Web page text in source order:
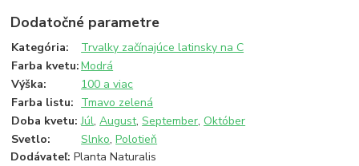
Dodatočné parametre
Kategória:
Trvalky začínajúce latinsky na C
Farba kvetu:Modrá
Výška:
100 a viac
Farba listu: Tmavo zelená
Doba kvetu: Júl,August,September,Október
Svetlo: Slnko,Polotieň
Dodávateľ:Planta Naturalis